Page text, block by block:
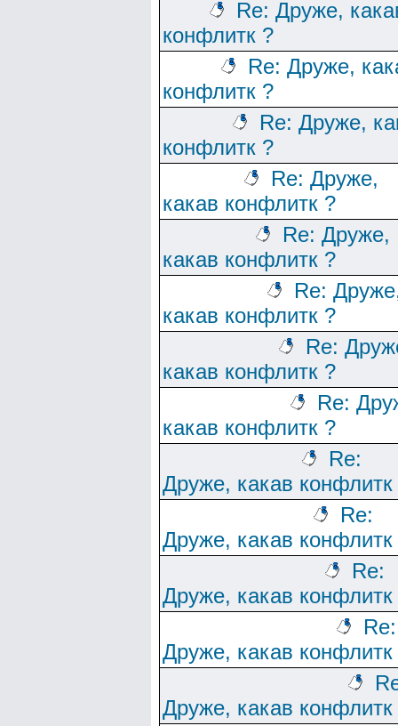
Re: Друже,
конфлитк ?
Re: Друже,
конфлитк ?
Re: Друже,
конфлитк ?
Re: Друже,
какав конфлитк ?
Re: Друже,
какав конфлитк ?
Re:
какав конфлитк ?
Re:
какав конфлитк ?
Re:
какав конфлитк ?
Re:
Друже, какав конфлитк
Re:
Друже, какав конфлитк
Re:
Друже, какав конфлитк
Re:
Друже, какав конфлитк
Друже, какав конфлитк